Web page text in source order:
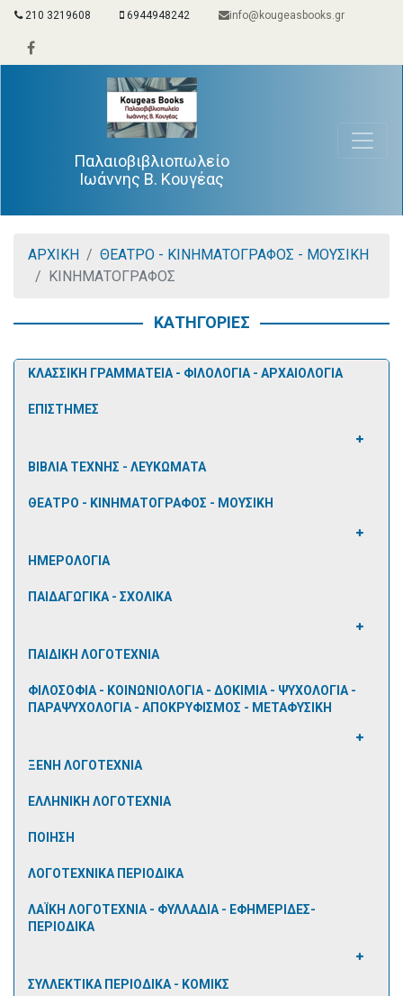
210 3219608 6944948242 info@kougeasbooks.gr
Παλαιοβιβλιοπωλείο
Ιωάννης Β. Κουγέας
ΑΡΧΙΚΗ
ΘΕΑΤΡΟ - ΚΙΝΗΜΑΤΟΓΡΑΦΟΣ - ΜΟΥΣΙΚΗ
ΚΙΝΗΜΑΤΟΓΡΑΦΟΣ
ΚΑΤΗΓΟΡΙΕΣ
ΚΛΑΣΣΙΚΗ ΓΡΑΜΜΑΤΕΙΑ - ΦΙΛΟΛΟΓΙΑ - ΑΡΧΑΙΟΛΟΓΙΑ
ΕΠΙΣΤΗΜΕΣ
ΒΙΒΛΙΑ ΤΕΧΝΗΣ - ΛΕΥΚΩΜΑΤΑ
ΘΕΑΤΡΟ - ΚΙΝΗΜΑΤΟΓΡΑΦΟΣ - ΜΟΥΣΙΚΗ
ΗΜΕΡΟΛΟΓΙΑ
ΠΑΙΔΑΓΩΓΙΚΑ - ΣΧΟΛΙΚΑ
ΠΑΙΔΙΚΗ ΛΟΓΟΤΕΧΝΙΑ
ΦΙΛΟΣΟΦΙΑ - ΚΟΙΝΩΝΙΟΛΟΓΙΑ - ΔΟΚΙΜΙΑ - ΨΥΧΟΛΟΓΙΑ -
ΠΑΡΑΨΥΧΟΛΟΓΙΑ - ΑΠΟΚΡΥΦΙΣΜΟΣ - ΜΕΤΑΦΥΣΙΚΗ
ΞΕΝΗ ΛΟΓΟΤΕΧΝΙΑ
ΕΛΛΗΝΙΚΗ ΛΟΓΟΤΕΧΝΙΑ
ΠΟΙΗΣΗ
ΛΟΓΟΤΕΧΝΙΚΑ ΠΕΡΙΟΔΙΚΑ
ΛΑΪΚΗ ΛΟΓΟΤΕΧΝΙΑ - ΦΥΛΛΑΔΙΑ - ΕΦΗΜΕΡΙΔΕΣ-
ΠΕΡΙΟΔΙΚΑ
ΣΥΛΛΕΚΤΙΚΑ ΠΕΡΙΟΔΙΚΑ - ΚΟΜΙΚΣ